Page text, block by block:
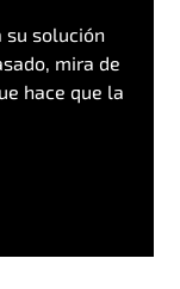
su solución
mira de
hace que la